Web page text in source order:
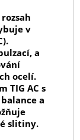
v
a
ocelí.
TIG AC s
a
slitiny.